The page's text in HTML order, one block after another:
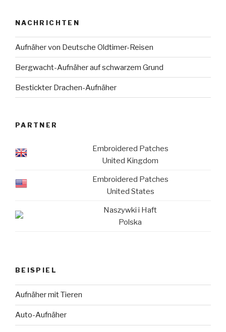
NACHRICHTEN
Aufnäher von Deutsche Oldtimer-Reisen
Bergwacht-Aufnäher auf schwarzem Grund
Bestickter Drachen-Aufnäher
PARTNER
Embroidered Patches
United Kingdom
Embroidered Patches
United States
Naszywki i Haft
Polska
BEISPIEL
Aufnäher mit Tieren
Auto-Aufnäher